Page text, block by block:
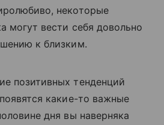
некоторые
могут вести себя довольно
к близким.
позитивных тенденций
какие-то важные
дня вы наверняка